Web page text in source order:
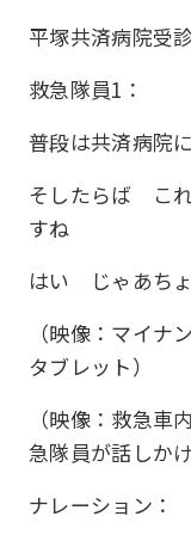
平塚共済病院受
救急隊員1：
普段は共済病院
そしたらば こ
すね
はい じゃあち
（映像：マイナ
タブレット）
（映像：救急車
急隊員が話しか
ナレーション：